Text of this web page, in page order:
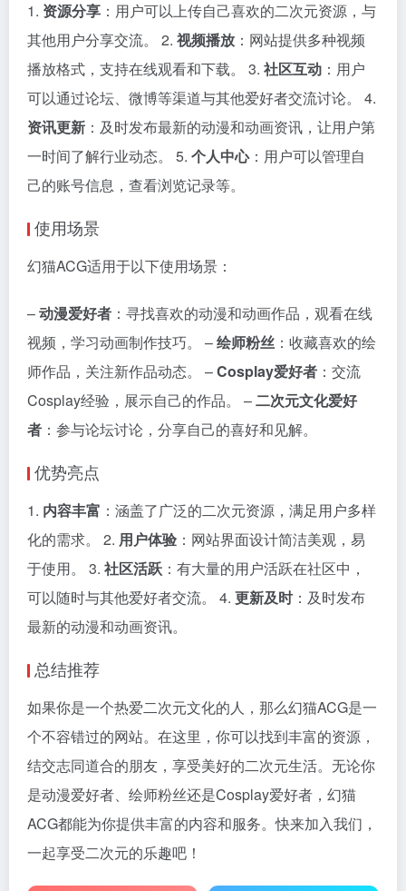
1. 资源分享 ：用户可以上传自己喜欢的二次元资源，与
其他用户分享交流。 2. 视频播放 ：网站提供多种视频
播放格式，支持在线观看和下载。 3. 社区互动 ：用户
可以通过论坛、微博等渠道与其他爱好者交流讨论。 4.
资讯更新 ：及时发布最新的动漫和动画资讯，让用户第
一时间了解行业动态。 5. 个人中心：用户可以管理自
己的账号信息，查看浏览记录等。
使用场景
幻猫ACG适用于以下使用场景：
–动漫爱好者 ：寻找喜欢的动漫和动画作品，观看在线
视频，学习动画制作技巧。 –绘师粉丝 ：收藏喜欢的绘
师作品，关注新作品动态。 –Cosplay爱好者 ：交流
Cosplay经验，展示自己的作品。 –二次元文化爱好
者 ：参与论坛讨论，分享自己的喜好和见解。
优势亮点
1. 内容丰富 ：涵盖了广泛的二次元资源，满足用户多样
化的需求。 2. 用户体验 ：网站界面设计简洁美观，易
于使用。 3. 社区活跃 ：有大量的用户活跃在社区中，
可以随时与其他爱好者交流。 4. 更新及时：及时发布
最新的动漫和动画资讯。
总结推荐
如果你是一个热爱二次元文化的人，那么幻猫ACG是一
个不容错过的网站。在这里，你可以找到丰富的资源，
结交志同道合的朋友，享受美好的二次元生活。无论你
是动漫爱好者、绘师粉丝还是Cosplay爱好者，幻猫
ACG都能为你提供丰富的内容和服务。快来加入我们，
一起享受二次元的乐趣吧！